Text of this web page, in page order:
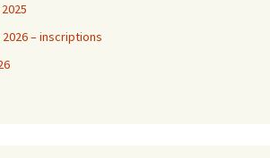
– inscriptions